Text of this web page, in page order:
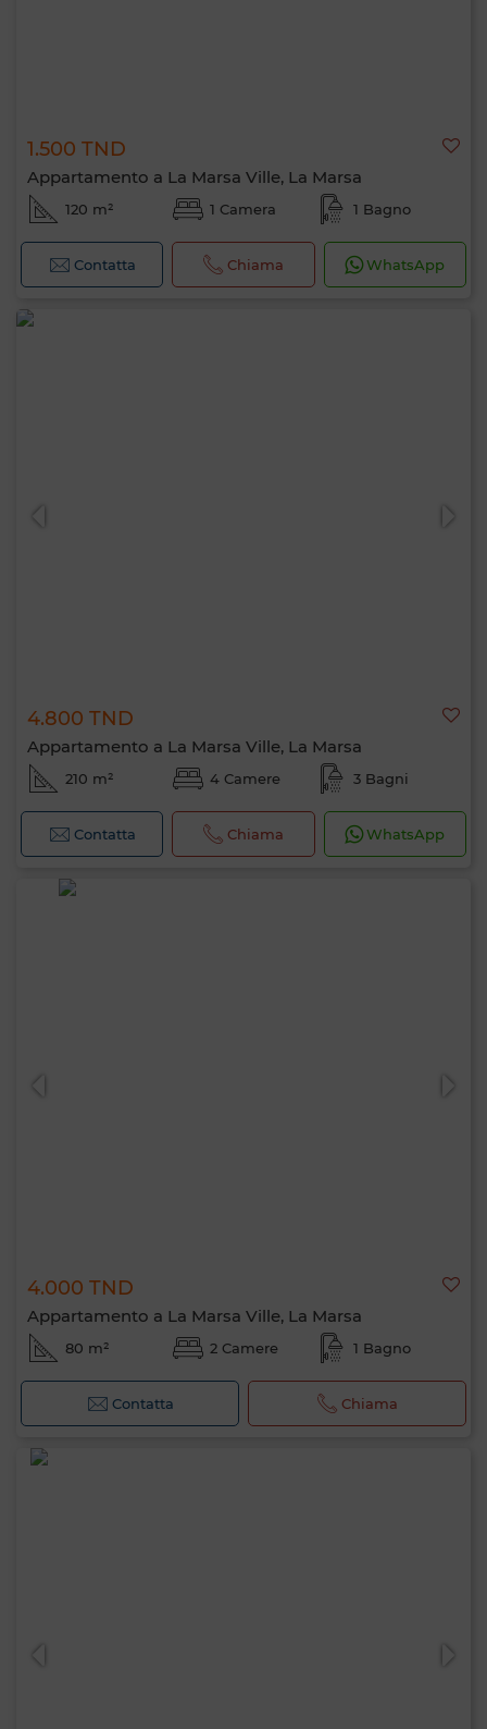
1.500 TND
Appartamento a La Marsa Ville, La Marsa
120 m² 1 Camera 1 Bagno
Contatta Chiama WhatsApp
4.800 TND
Appartamento a La Marsa Ville, La Marsa
210 m² 4 Camere 3 Bagni
Contatta Chiama WhatsApp
4.000 TND
Appartamento a La Marsa Ville, La Marsa
80 m² 2 Camere 1 Bagno
Contatta Chiama